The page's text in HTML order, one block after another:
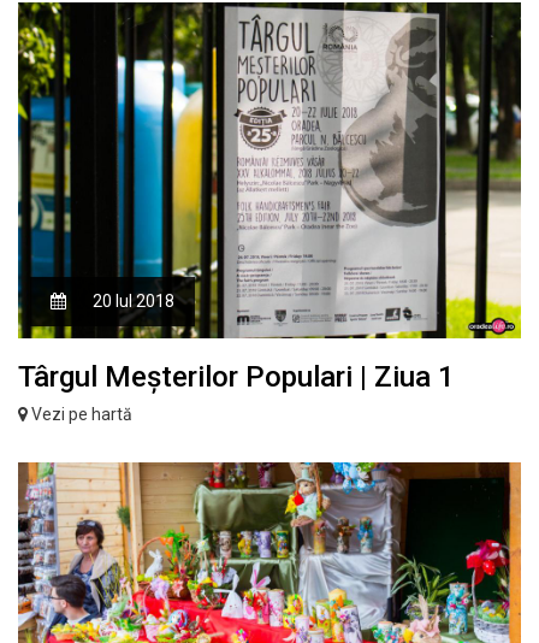
20 Iul 2018
Târgul Meşterilor Populari | Ziua 1
Vezi pe hartă